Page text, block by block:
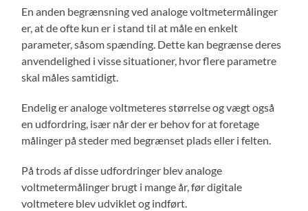
En anden begrænsning ved analoge voltmetermålinger
er, at de ofte kun er i stand til at måle en enkelt
parameter, såsom spænding. Dette kan begrænse deres
anvendelighed i visse situationer, hvor flere parametre
skal måles samtidigt.
Endelig er analoge voltmeteres størrelse og vægt også
en udfordring, især når der er behov for at foretage
målinger på steder med begrænset plads eller i felten.
På trods af disse udfordringer blev analoge
voltmetermålinger brugt i mange år, før digitale
voltmetere blev udviklet og indført.